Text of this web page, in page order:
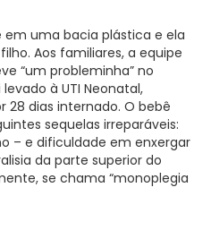
uma bacia plástica e ela
Aos familiares, a equipe
“um probleminha” no
à UTI Neonatal,
dias internado. O bebê
sequelas irreparáveis:
– e dificuldade em enxergar
da parte superior do
se chama “monoplegia